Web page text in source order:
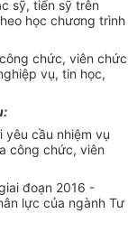
sỹ, tiến sỹ trên
học chương trình
chức, viên chức
vụ, tin học,
cầu nhiệm vụ
công chức, viên
đoạn 2016 -
lực của ngành Tư